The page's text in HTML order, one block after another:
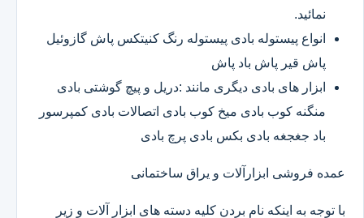
نمائید.
انواع پیستوله بادی پیستوله رنگ کنیتکس پاش گازوئیل
پاش قیر پاش باد پاش
ابزار های بادی دیگری مانند :دریل و پیچ گوشتی بادی
منگنه کوب بادی میخ کوب بادی اتصالات بادی کمپرسور
باد جغجغه بادی بکس بادی پرچ بادی
عمده فروشی ابزارآلات و یراق ساختمانی
با توجه به اینکه نام بردن کلیه دسته های ابزار آلات و زیر